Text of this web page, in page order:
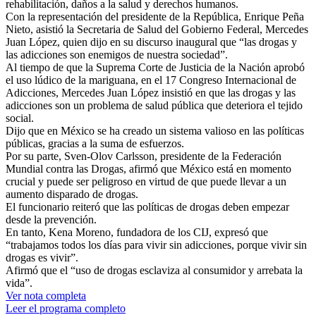
rehabilitación, daños a la salud y derechos humanos.
Con la representación del presidente de la República, Enrique Peña
Nieto, asistió la Secretaria de Salud del Gobierno Federal, Mercedes
Juan López, quien dijo en su discurso inaugural que “las drogas y
las adicciones son enemigos de nuestra sociedad”.
Al tiempo de que la Suprema Corte de Justicia de la Nación aprobó
el uso lúdico de la mariguana, en el 17 Congreso Internacional de
Adicciones, Mercedes Juan López insistió en que las drogas y las
adicciones son un problema de salud pública que deteriora el tejido
social.
Dijo que en México se ha creado un sistema valioso en las políticas
públicas, gracias a la suma de esfuerzos.
Por su parte, Sven-Olov Carlsson, presidente de la Federación
Mundial contra las Drogas, afirmó que México está en momento
crucial y puede ser peligroso en virtud de que puede llevar a un
aumento disparado de drogas.
El funcionario reiteró que las políticas de drogas deben empezar
desde la prevención.
En tanto, Kena Moreno, fundadora de los CIJ, expresó que
“trabajamos todos los días para vivir sin adicciones, porque vivir sin
drogas es vivir”.
Afirmó que el “uso de drogas esclaviza al consumidor y arrebata la
vida”.
Ver nota completa
Leer el programa completo